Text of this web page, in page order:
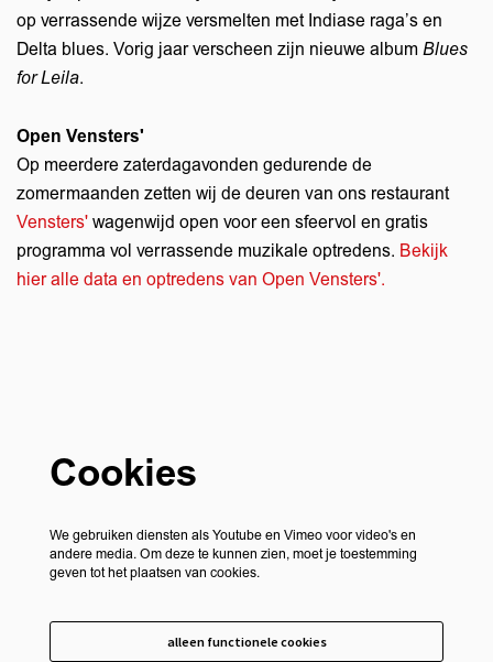
op verrassende wijze versmelten met Indiase raga’s en
Delta blues. Vorig jaar verscheen zijn nieuwe album Blues
for Leila.
Open Vensters'
Op meerdere zaterdagavonden gedurende de
zomermaanden zetten wij de deuren van ons restaurant
Vensters' wagenwijd open voor een sfeervol en gratis
programma vol verrassende muzikale optredens. Bekijk
hier alle data en optredens van Open Vensters'.
Cookies
We gebruiken diensten als Youtube en Vimeo voor video's en
andere media. Om deze te kunnen zien, moet je toestemming
geven tot het plaatsen van cookies.
alleen functionele cookies